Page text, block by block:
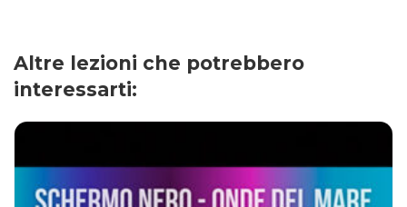
Altre lezioni che potrebbero
interessarti: